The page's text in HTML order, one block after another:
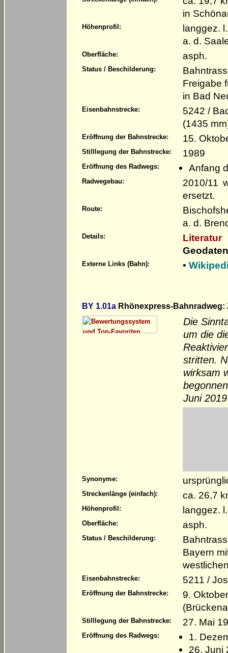
in
Höhenprofil:
langgez.
a. d.
Oberfläche: asph.
Status / Beschilderung:
Freigabe
in Bad
Eisenbahnstrecke:
5242 /
(1435
Eröffnung der Bahnstrecke: 15.
Stilllegung der Bahnstrecke: 1989
Eröffnung des Radwegs: Anfang
Radwegebau:
2010/11
ersetzt.
Route:
a. d.
Details:
Literatur
Externe Links (Bahn): •
BY 1.01a Rhönexpress-Bahnradweg:
Die
um die
stritten.
wirksam
Juni
Synonyme:
Streckenlänge (einfach): ca. 26,7
Höhenprofil: langgez.
Oberfläche: asph.
Status / Beschilderung:
Bayern
Eisenbahnstrecke: 5211 /
Eröffnung der Bahnstrecke:
9.
Stilllegung der Bahnstrecke: 27. Mai
Eröffnung des Radwegs:
1.
26. Juni